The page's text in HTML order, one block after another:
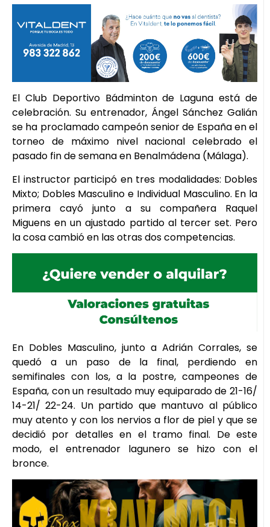
El Club Deportivo Bádminton de Laguna está de
celebración. Su entrenador, Ángel Sánchez Galián
se ha proclamado campeón senior de España en el
torneo de máximo nivel nacional celebrado el
pasado fin de semana en Benalmádena (Málaga).
El instructor participó en tres modalidades: Dobles
Mixto; Dobles Masculino e Individual Masculino. En la
primera cayó junto a su compañera Raquel
Miguens en un ajustado partido al tercer set. Pero
la cosa cambió en las otras dos competencias.
En Dobles Masculino, junto a Adrián Corrales, se
quedó a un paso de la final, perdiendo en
semifinales con los, a la postre, campeones de
España, con un resultado muy equiparado de 21-16/
14-21/ 22-24. Un partido que mantuvo al público
muy atento y con los nervios a flor de piel y que se
decidió por detalles en el tramo final. De este
modo, el entrenador lagunero se hizo con el
bronce.